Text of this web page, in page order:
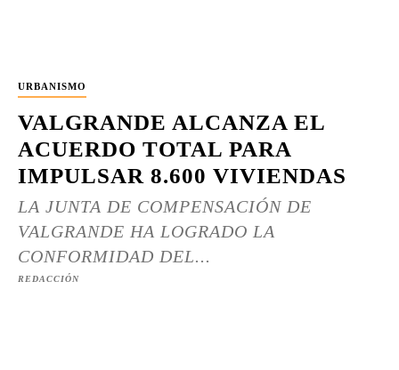
URBANISMO
VALGRANDE ALCANZA EL
ACUERDO TOTAL PARA
IMPULSAR 8.600 VIVIENDAS
LA JUNTA DE COMPENSACIÓN DE
VALGRANDE HA LOGRADO LA
CONFORMIDAD DEL...
REDACCIÓN